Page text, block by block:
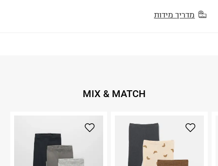
מדריך מידות
MIX & MATCH